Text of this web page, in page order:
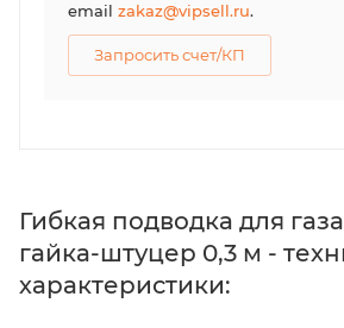
email zakaz@vipsell.ru.
Запросить счет/КП
Гибкая подводка для
гайка-штуцер 0,3 м -
характеристики: